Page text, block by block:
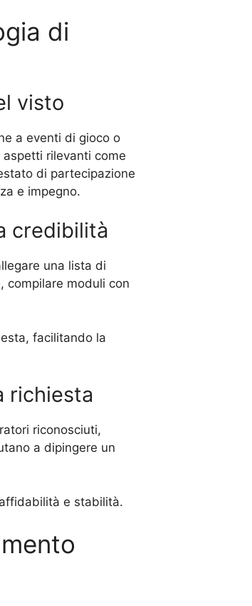
di
visto
a eventi di gioco o
rilevanti come
di partecipazione
e impegno.
credibilità
una lista di
compilare moduli con
facilitando la
richiesta
riconosciuti,
a dipingere un
e stabilità.